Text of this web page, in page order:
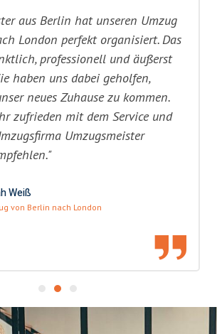
aus Berlin hat unseren Umzug
London perfekt organisiert. Das
professionell und äußerst
haben uns dabei geholfen,
neues Zuhause zu kommen.
zufrieden mit dem Service und
Umzugsmeister
Weiß
von Berlin nach London